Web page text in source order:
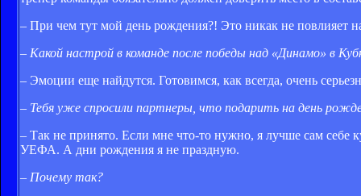
– При чем тут мой день рождения?! Это никак не повлияет
– Какой настрой в команде после победы над «Динамо» в
– Эмоции еще найдутся. Готовимся, как всегда, очень
– Тебя уже спросили партнеры, что подарить на день
– Так не принято. Если мне что-то нужно, я лучше сам себе
УЕФА. А дни рождения я не праздную.
– Почему так?